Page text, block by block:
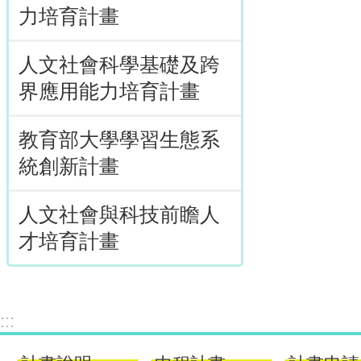
力培育計畫
人文社會科學基礎及跨
界應用能力培育計畫
教育部大學學習生態系
統創新計畫
人文社會與科技前瞻人
才培育計畫
:::